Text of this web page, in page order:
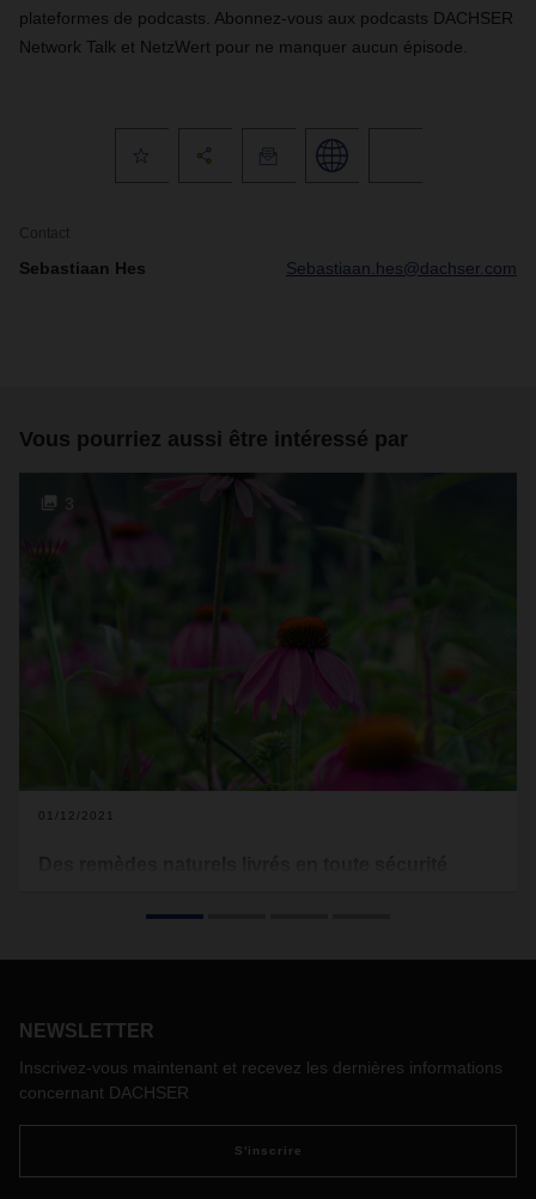
plateformes de podcasts. Abonnez-vous aux podcasts DACHSER
Network Talk et NetzWert pour ne manquer aucun épisode.
Contact
Sebastiaan Hes Sebastiaan.hes@dachser.com
Vous pourriez aussi être intéressé par
3
01/12/2021
interdisciplinaire axée sur la qualité et spécialement
NEWSLETTER
Inscrivez-vous maintenant et recevez les dernières informations
concernant DACHSER
S'inscrire